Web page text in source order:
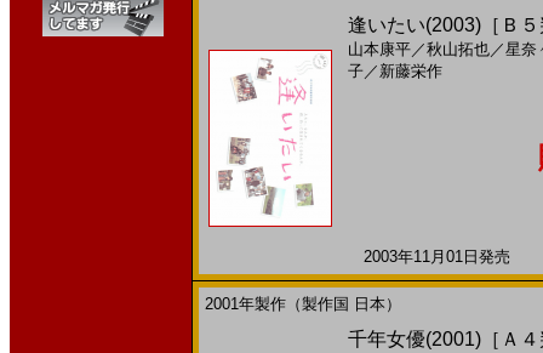
逢いたい(2003)［Ｂ
山本康平／秋山拓也／星奈
子／ 新藤栄作
2003年11月01日発売
2001年製作（製作国 日本）
千年女優(2001)［Ａ